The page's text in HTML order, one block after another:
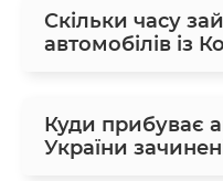
Скільки часу
автомобілів із
Куди прибуває
України